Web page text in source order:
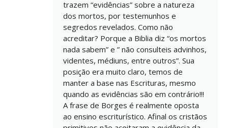
trazem “evidências” sobre a natureza
dos mortos, por testemunhos e
segredos revelados. Como não
acreditar? Porque a Biblia diz “os mortos
nada sabem” e ” não consulteis advinhos,
videntes, médiuns, entre outros”. Sua
posição era muito claro, temos de
manter a base nas Escrituras, mesmo
quando as evidências são em contrário!!!
A frase de Borges é realmente oposta
ao ensino escriturístico. Afinal os cristãos